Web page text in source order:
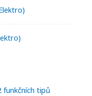
funkčních tipů